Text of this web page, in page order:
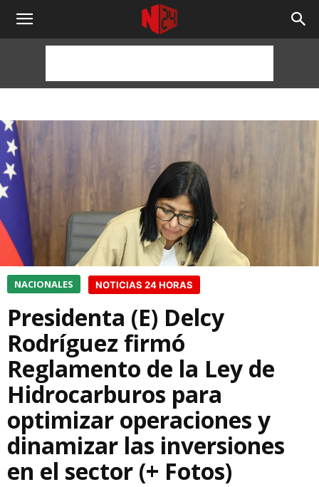
NOTICIAS
HORAS
NACIONALES NOTICIAS 24 HORAS
Presidenta (E) Delcy
Rodríguez firmó
Reglamento de la Ley de
Hidrocarburos para
optimizar operaciones y
dinamizar las inversiones
en el sector (+ Fotos)